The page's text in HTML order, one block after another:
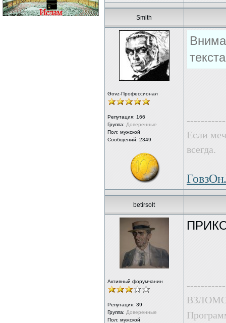
Smith
Govz-Профессионал
Репутация: 166
Группа: Доверенные
Пол: мужской
Сообщений: 2349
Если
всегда.
betirsolt
Активный форумчанин
Репутация: 39
Группа: Доверенные
Пол: мужской